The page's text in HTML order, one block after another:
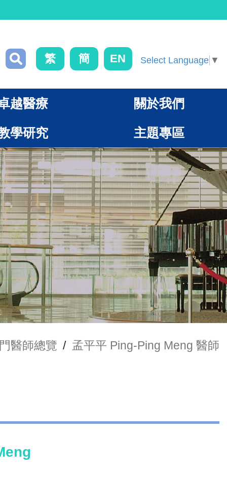
繁 簡 EN Select Language ▼
越醫療 關於我們
學研究 主題專區
醫師總覽 / 孟平平 Ping-Ping Meng 醫師